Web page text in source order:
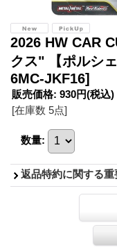
2026 HW CAR
クス" 【ポルシ
6MC-JKF16]
販売価格: 930円(税込)
[在庫数 5点]
数量:
返品特約に関する重